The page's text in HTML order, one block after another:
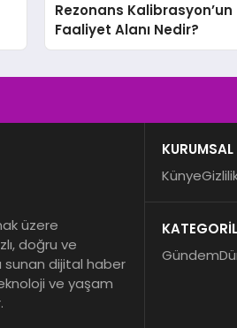
Rezonans Kalibrasyon’un
Faaliyet Alanı Nedir?
üzere
doğru ve
sunan dijital haber
ve yaşam
KURUMSAL
Künye
Gündem